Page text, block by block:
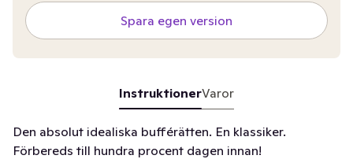
Spara egen version
InstruktionerVaror
Den absolut idealiska bufférätten. En klassiker.
Förbereds till hundra procent dagen innan!